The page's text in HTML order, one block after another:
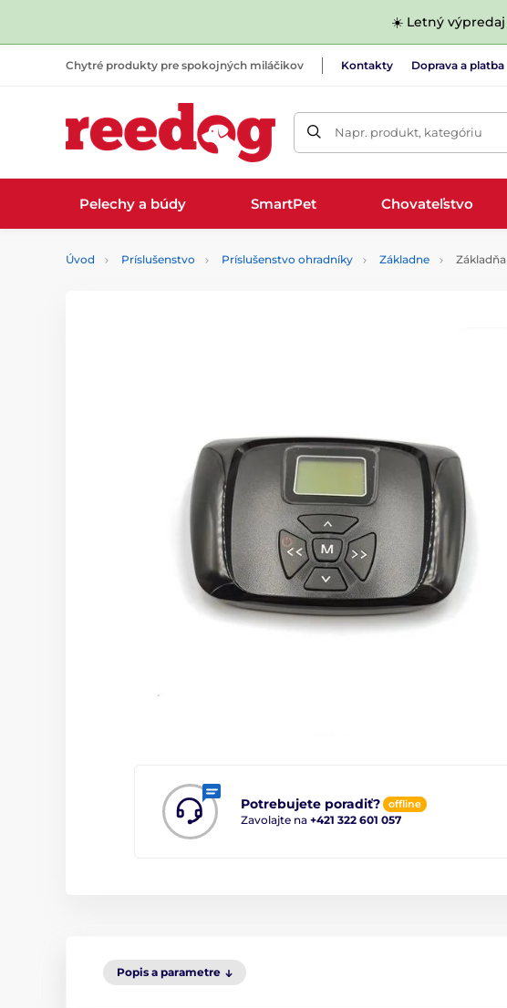
☀️ Letný výpredaj
Chytré produkty pre spokojných miláčikov Kontakty Doprava a platba
Napr. produkt, kategóriu
Pelechy a búdy SmartPet Chovateľstvo
Úvod Príslušenstvo Príslušenstvo ohradníky Základne
Potrebujete poradiť? offline
Zavolajte na +421 322 601 057
Popis a parametre